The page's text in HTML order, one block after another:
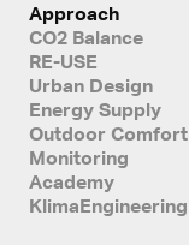
Approach
CO2 Balance
RE-USE
Urban Design
Energy Supply
Outdoor Comfort
Monitoring
Academy
KlimaEngineering